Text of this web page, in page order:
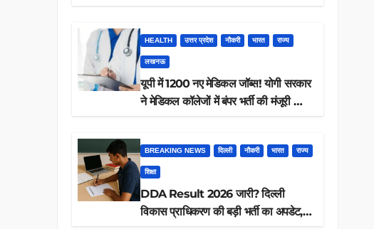
HEALTH उत्तर प्रदेश नौकरी भारत राज्य
लखनऊ
यूपी में 1200 नए मेडिकल जॉब्स! योगी सरकार
ने मेडिकल कॉलेजों में बंपर भर्ती की मंजूरी —
BREAKING NEWS दिल्ली नौकरी भारत राज्य
शिक्षा
DDA Result 2026 जारी? दिल्ली
विकास प्राधिकरण की बड़ी भर्ती का अपडेट,